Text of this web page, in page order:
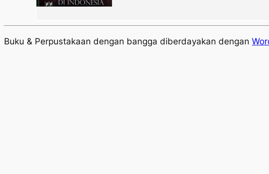
Buku & Perpustakaan dengan bangga diberdayakan dengan